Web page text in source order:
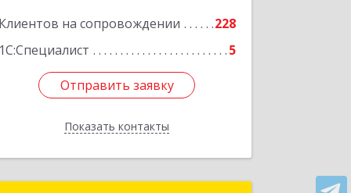
Клиентов на сопровождении
228
1С:Специалист
5
Отправить заявку
Показать контакты
Подробнее
Отправить заявку
Назад